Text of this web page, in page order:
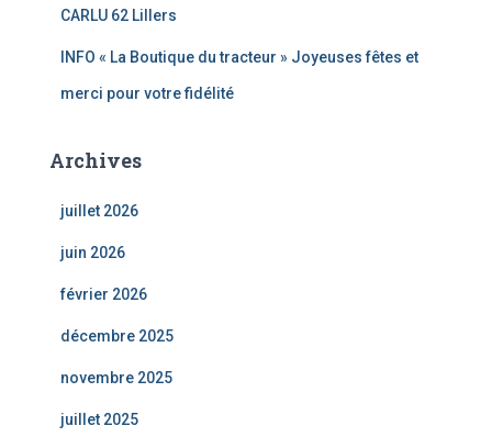
CARLU 62 Lillers
INFO « La Boutique du tracteur » Joyeuses fêtes et
merci pour votre fidélité
Archives
juillet 2026
juin 2026
février 2026
décembre 2025
novembre 2025
juillet 2025